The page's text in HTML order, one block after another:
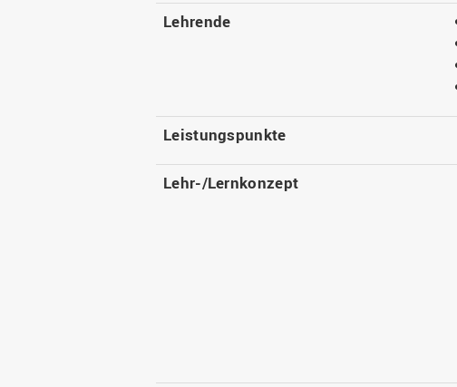
Lehrende
Leistungspunkte
Lehr-/Lernkonzept